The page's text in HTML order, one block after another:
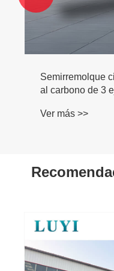
Semirremolque
al carbono de 3
Ver más >>